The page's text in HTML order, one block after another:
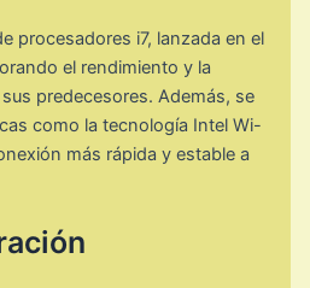
procesadores i7, lanzada en el
el rendimiento y la
predecesores. Además, se
como la tecnología Intel Wi-
más rápida y estable a